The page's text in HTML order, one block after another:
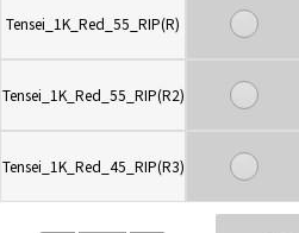
Tensei_1K_Red_55_RIP(R)
Tensei_1K_Red_55_RIP(R2)
Tensei_1K_Red_45_RIP(R3)